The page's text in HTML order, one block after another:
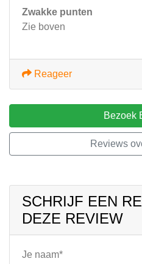
Zwakke punten
Zie boven
Reageer
Bezoek
Reviews
SCHRIJF EEN
DEZE REVIEW
Je naam*